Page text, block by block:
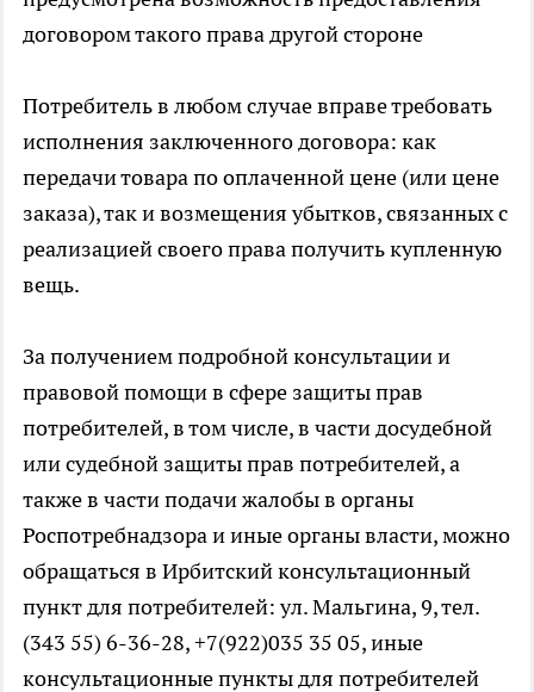
договором такого права другой стороне
Потребитель в любом случае вправе требовать
исполнения заключенного договора: как
передачи товара по оплаченной цене (или цене
заказа), так и возмещения убытков, связанных с
реализацией своего права получить купленную
вещь.
За получением подробной консультации и
правовой помощи в сфере защиты прав
потребителей, в том числе, в части досудебной
или судебной защиты прав потребителей, а
также в части подачи жалобы в органы
Роспотребнадзора и иные органы власти, можно
обращаться в Ирбитский консультационный
пункт для потребителей: ул. Мальгина, 9, тел.
(343 55) 6-36-28, +7(922)035 35 05, иные
консультационные пункты для потребителей